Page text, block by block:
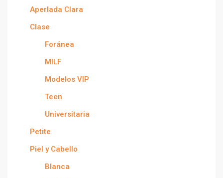
Aperlada Clara
Clase
Foránea
MILF
Modelos VIP
Teen
Universitaria
Petite
Piel y Cabello
Blanca